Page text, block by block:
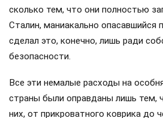
сколько тем, что они полностью
Сталин, маниакально опасавшийся
сделал это, конечно, лишь ради
безопасности.
Все эти немалые расходы на
страны были оправданы лишь тем,
них, от прикроватного коврика до